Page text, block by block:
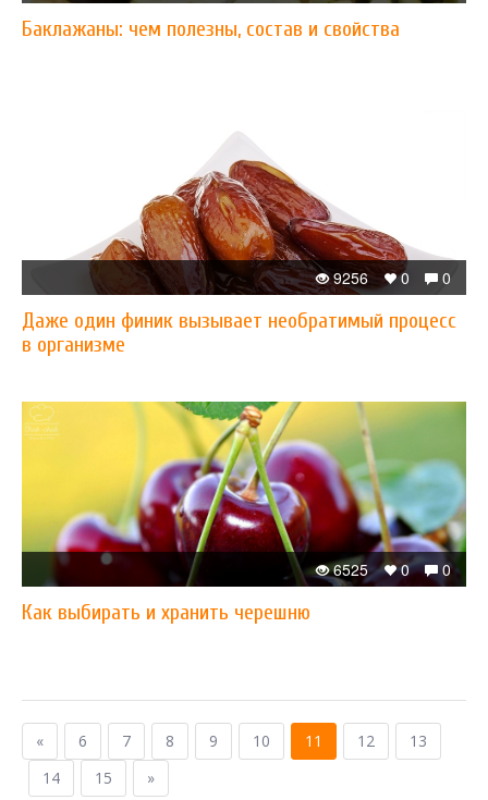
Баклажаны: чем полезны, состав и свойства
0
0
9256
Даже один финик вызывает необратимый процесс
в организме
0
0
6525
Как выбирать и хранить черешню
« 6 7 8 9 10 11 12
13
14
15 »